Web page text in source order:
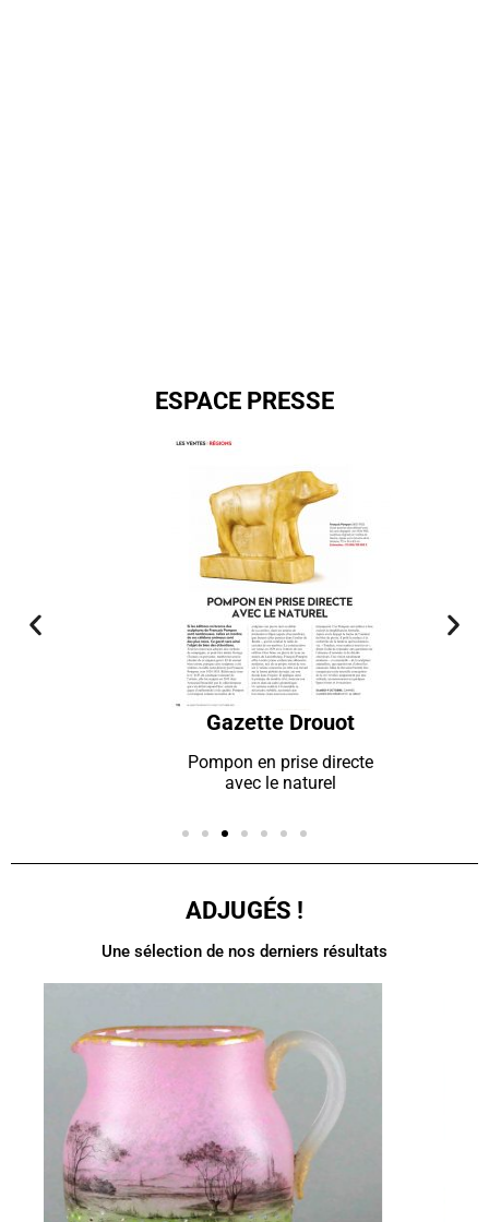
ESPACE PRESSE
Gazette Drouot
Pompon en prise directe
avec le naturel
ADJUGÉS !
Une sélection de nos derniers résultats